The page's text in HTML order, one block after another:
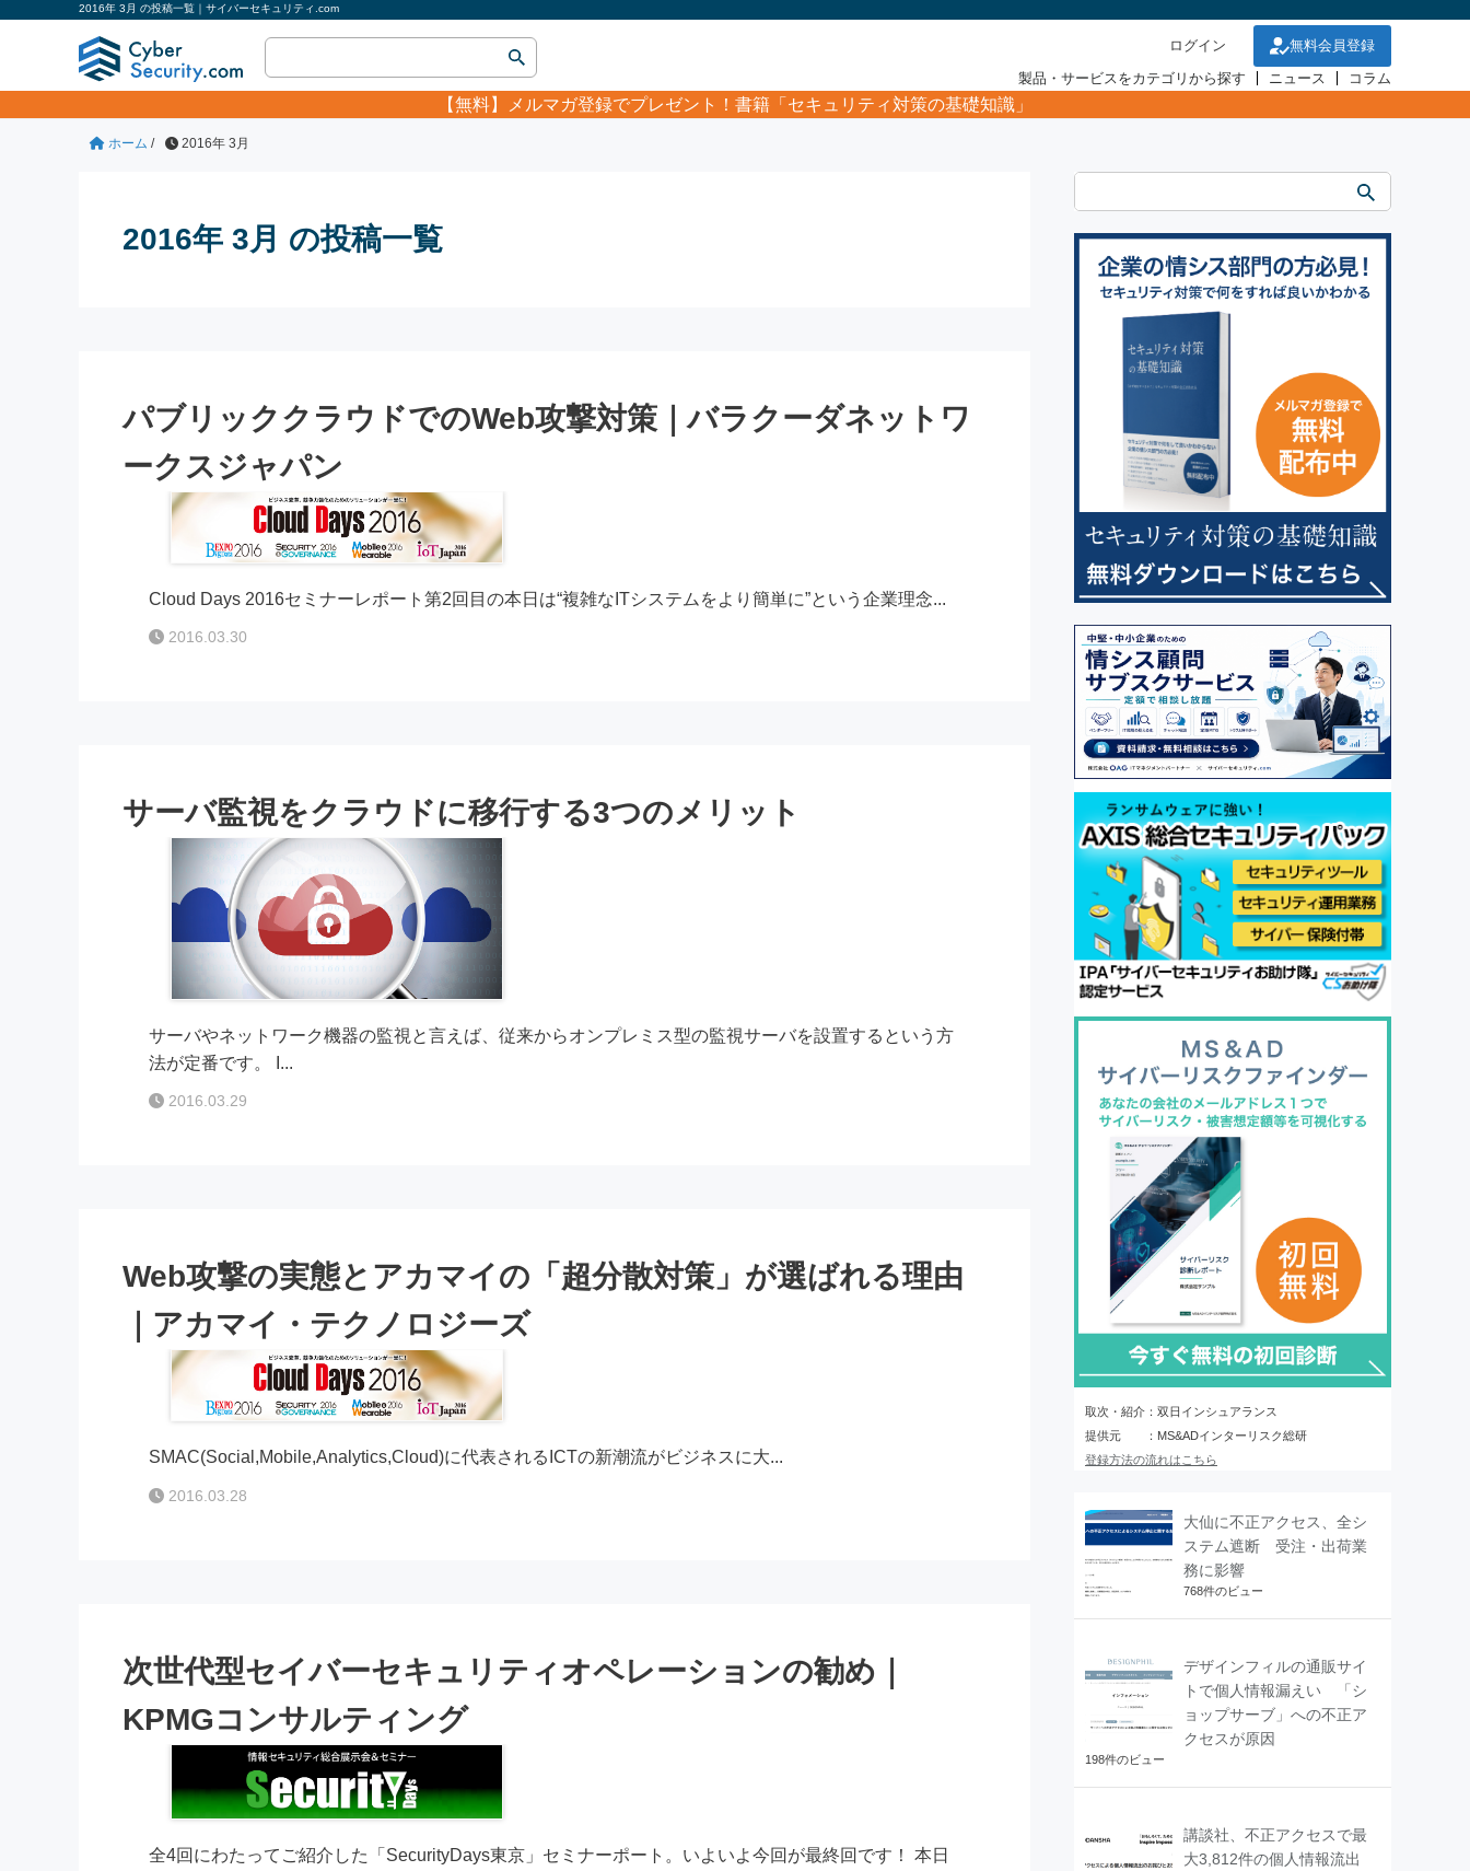
2016年 3月 の投稿一覧｜サイバーセキュリティ.com
ログイン
無料会員登録
製品・サービスをカテゴリから探す
ニュース コラム
【無料】 メルマガ登録でプレゼント！書籍「セキュリティ対策の基礎知識」
ホーム / 2016年 3月
2016年 3月 の投稿一覧
パブリッククラウドでのWeb攻撃対策｜バラクーダネットワ
ークスジャパン
Cloud Days 2016セミナーレポート第2回目の本日は“複雑なITシステムをより簡単に”という企業理念...
2016.03.30
サーバ監視をクラウドに移行する3つのメリット
サーバやネットワーク機器の監視と言えば、従来からオンプレミス型の監視サーバを設置するという方
法が定番です。 I...
2016.03.29
Web攻撃の実態とアカマイの「超分散対策」が選ばれる理由
｜アカマイ・テクノロジーズ
SMAC(Social,Mobile,Analytics,Cloud)に代表されるICTの新潮流がビジネスに大...
2016.03.28
次世代型セイバーセキュリティオペレーションの勧め｜
KPMGコンサルティング
全4回にわたってご紹介した「SecurityDays東京」セミナーポート。いよいよ今回が最終回です！ 本日
取次・紹介：双日インシュアランス
提供元 ：MS&ADインターリスク総研
登録方法の流れはこちら
大仙に不正アクセス、全シ
ステム遮断 受注・出荷業
務に影響
768件のビュー
デザインフィルの通販サイ
トで個人情報漏えい 「シ
ョップサーブ」への不正ア
クセスが原因
198件のビュー
講談社、不正アクセスで最
大3,812件の個人情報流出